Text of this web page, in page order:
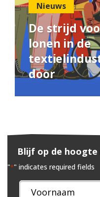
Nieuws
De strijd
lonen in de
door
Blijf op de
"*" indicates required fields
Naam